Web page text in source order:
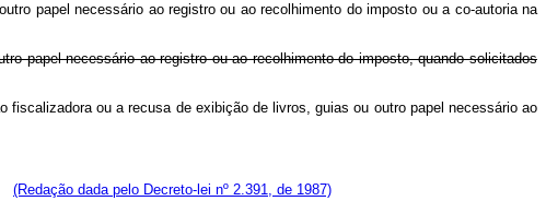
papel necessário ao registro ou ao recolhimento do imposto ou a co-autoria na
papel necessário ao registro ou ao recolhimento do imposto, quando solicitados
fiscalizadora ou a recusa de exibição de livros, guias ou outro papel necessário ao
(Redação dada pelo Decreto-lei nº 2.391, de 1987)